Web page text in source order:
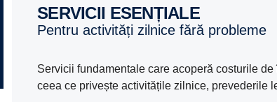
SERVICII ESENȚIALE
pentru activități zilnice fără probleme
Servicii fundamentale care acoperă costurile
ceea ce privește activitățile zilnice, prevederile